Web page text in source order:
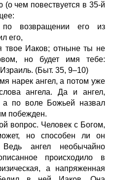
чем повествуется в 35-й
возвращении его из
его,
Иаков; отныне ты не
но будет имя тебе:
(Быт. 35, 9–10)
нарек ангел, а потом уже
ангела. Да и ангел,
а по воле Божьей назвал
побежден.
вопрос. Человек с Богом,
но способен ли он
ангел необычайно
происходило в
а напряженная